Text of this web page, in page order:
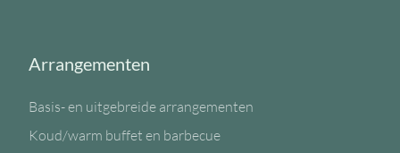
Arrangementen
Basis- en uitgebreide arrangementen
Koud/warm buffet en barbecue